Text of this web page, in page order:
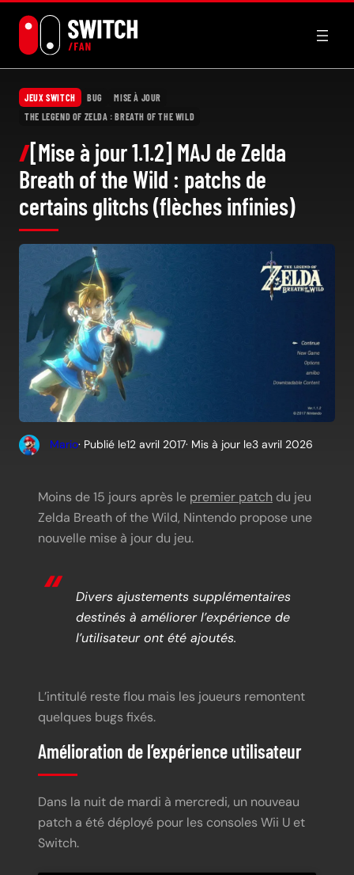
contenu
JEUX SWITCH BUG
MISE À JOUR
THE LEGEND OF ZELDA : BREATH OF THE WILD
[Mise à jour 1.1.2] MAJ de Zelda
Breath of the Wild : patchs de
certains glitchs (flèches infinies)
Mario· Publié le12 avril 2017· Mis à jour le3 avril 2026
Moins de 15 jours après le premier patch du jeu
Zelda Breath of the Wild, Nintendo propose une
nouvelle mise à jour du jeu.
Divers ajustements supplémentaires
destinés à améliorer l’expérience de
l’utilisateur ont été ajoutés.
L’intitulé reste flou mais les joueurs remontent
quelques bugs fixés.
Amélioration de l’expérience utilisateur
Dans la nuit de mardi à mercredi, un nouveau
patch a été déployé pour les consoles Wii U et
Switch.